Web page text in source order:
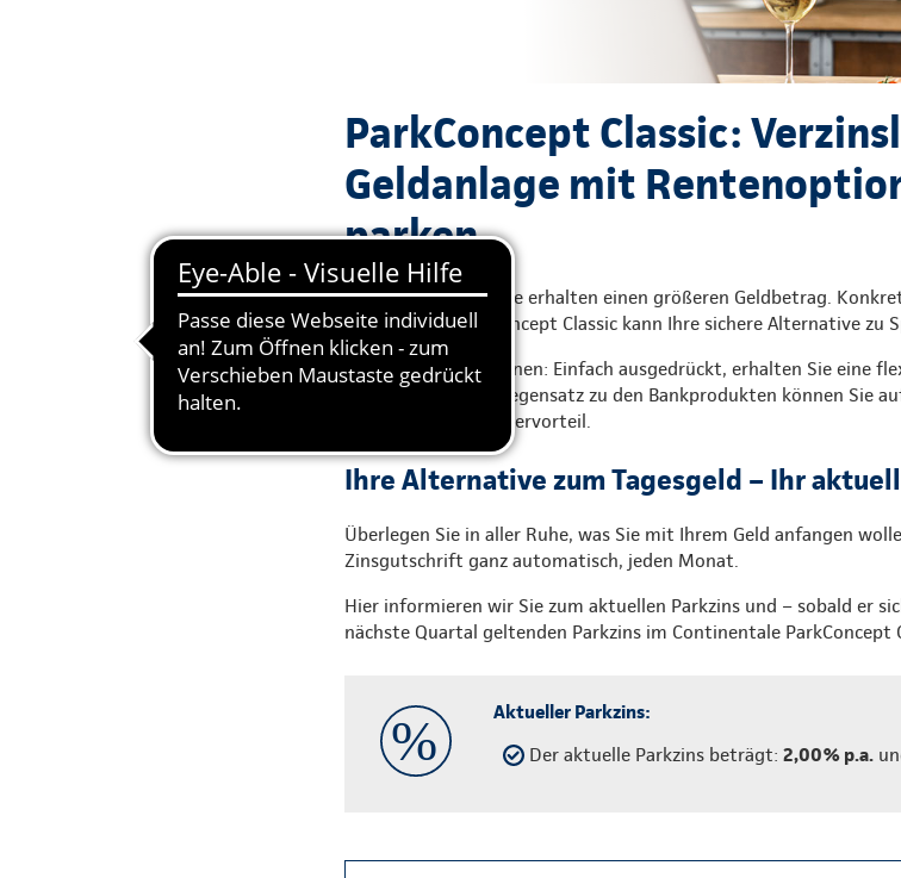
ParkConcept Classic:
Geldanlage mit
parken
Grund zur Freude: Sie erhalten einen größeren Geldbetrag.
jetzt? Unser ParkConcept Classic kann Ihre sichere Alternative zu
Und das bringt es Ihnen: Einfach ausgedrückt, erhalten Sie eine
Rentenoption. Im Gegensatz zu den Bankprodukten können Sie
wechseln – mit Steuervorteil.
Ihre Alternative zum Tagesgeld – Ihr
Überlegen Sie in aller Ruhe, was Sie mit Ihrem Geld anfangen
Zinsgutschrift ganz automatisch, jeden Monat.
Hier informieren wir Sie zum aktuellen Parkzins und – sobald er
nächste Quartal geltenden Parkzins im Continentale ParkConcept
Aktueller Parkzins:
Der aktuelle Parkzins beträgt: 2,00% p.a.